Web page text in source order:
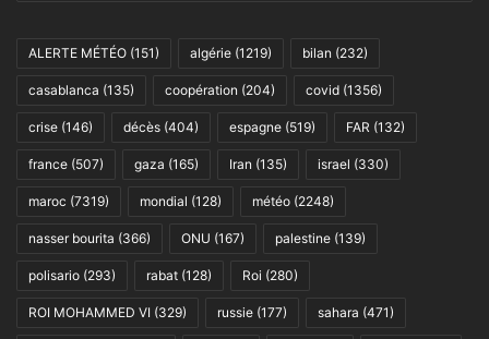
ALERTE MÉTÉO (151) algérie (1219) bilan (232)
casablanca (135) coopération (204) covid (1356)
crise (146) décès (404) espagne (519) FAR (132)
france (507) gaza (165) Iran (135) israel (330)
maroc (7319) mondial (128) météo (2248)
nasser bourita (366) ONU (167) palestine (139)
polisario (293) rabat (128) Roi (280)
ROI MOHAMMED VI (329) russie (177) sahara (471)